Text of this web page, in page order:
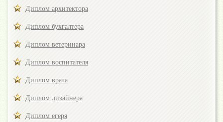
Диплом архитектора
Диплом бухгалтера
Диплом ветеринара
Диплом воспитателя
Диплом врача
Диплом дизайнера
Диплом егеря